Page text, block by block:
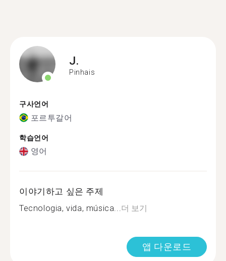
J.
Pinhais
구사언어
포르투갈어
학습언어
영어
이야기하고 싶은 주제
Tecnologia, vida, música...더 보기
앱 다운로드